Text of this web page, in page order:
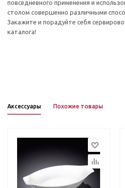
повседневного применения и
столом совершенно различными
Закажите и порадуйте себя
каталога!
Аксессуары Похожие товары